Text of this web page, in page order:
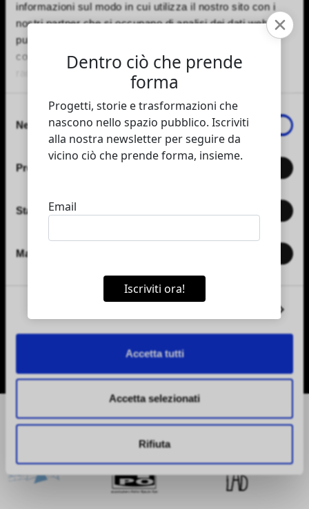
informazioni sul modo in cui utilizza il nostro sito con i
nostri partner che si occupano di analisi dei dati web,
pubblicità e social media, i quali potrebbero combinarle
con altre informazioni che ha fornito loro o che hanno
raccolto dal suo utilizzo dei loro servizi.
Selezione
del
consenso
Necessari
Preferenze
Statistiche
Marketing
Accetta tutti
Accetta selezionati
Rifiuta
Accept the